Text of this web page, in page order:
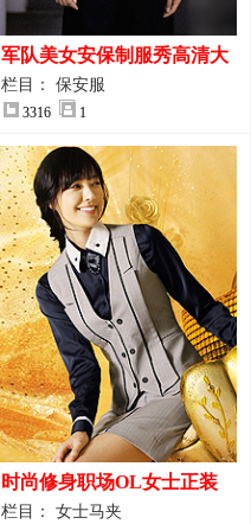
军队美女安保制服秀高清大
图
栏目： 保安服
3316 1
时尚修身职场OL女士正装
马甲拍摄大图
栏目： 女士马夹